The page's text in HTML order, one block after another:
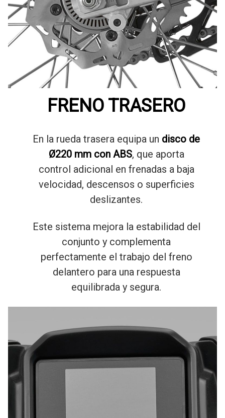
FRENO TRASERO
En la rueda trasera equipa un disco de
Ø220 mm con ABS, que aporta
control adicional en frenadas a baja
velocidad, descensos o superficies
deslizantes.
Este sistema mejora la estabilidad del
conjunto y complementa
perfectamente el trabajo del freno
delantero para una respuesta
equilibrada y segura.